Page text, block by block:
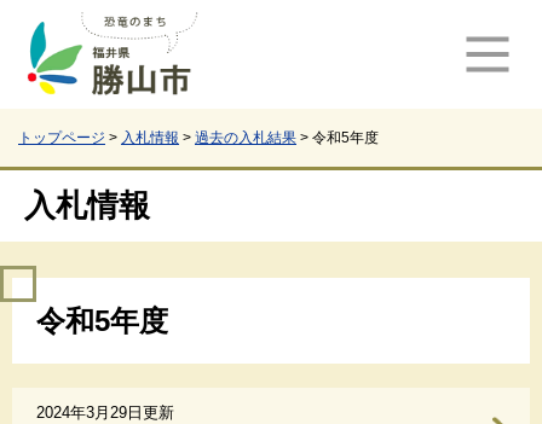
で
ば
本
文
トップページ > 入札情報 > 過去の入札結果 > 令和5年度
入札情報
令和5年度
2024年3月29日更新